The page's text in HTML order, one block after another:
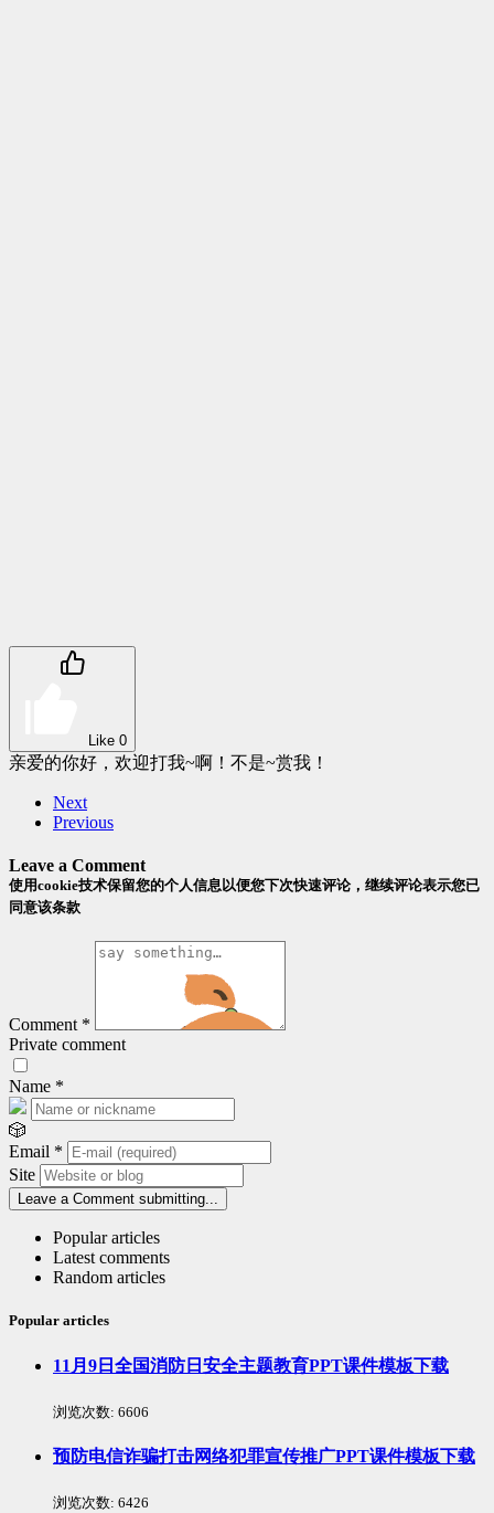
Like 0
亲爱的你好，欢迎打我~啊！不是~赏我！
Next
Previous
Leave a Comment
使用cookie技术保留您的个人信息以便您下次快速评论，继续评论表示您已
同意该条款
Comment *
Private comment
Name *
🎲
Email *
Site
Leave a Comment submitting...
Popular articles
Latest comments
Random articles
Popular articles
11月9日全国消防日安全主题教育PPT课件模板下载
浏览次数: 6606
预防电信诈骗打击网络犯罪宣传推广PPT课件模板下载
浏览次数: 6426